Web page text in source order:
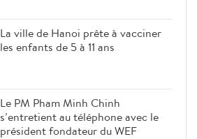
La ville de Hanoi prête à vacciner
les enfants de 5 à 11 ans
Le PM Pham Minh Chinh
s’entretient au téléphone avec le
président fondateur du WEF